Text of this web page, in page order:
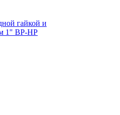
гайкой и
1" ВР-НР